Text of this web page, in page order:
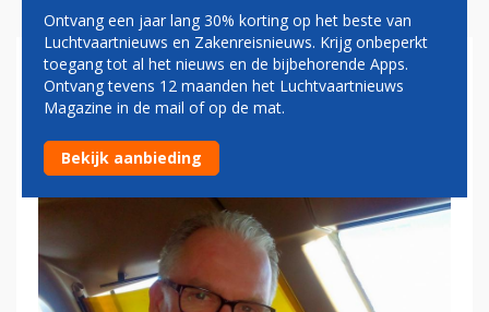
HERMAN MATEBOER:
CREWBORREL
Ontvang een jaar lang 30% korting op het beste van
Luchtvaartnieuws en Zakenreisnieuws. Krijg onbeperkt
toegang tot al het nieuws en de bijbehorende Apps.
Ontvang tevens 12 maanden het Luchtvaartnieuws
Magazine in de mail of op de mat.
Bekijk aanbieding